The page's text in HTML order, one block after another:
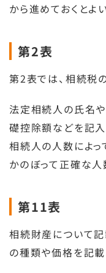
から進めておくとよ
第2表
第2表では、相続税
法定相続人の氏名
礎控除額などを記
相続人の人数によっ
かのぼって正確な人
第11表
相続財産について
の種類や価格を記載